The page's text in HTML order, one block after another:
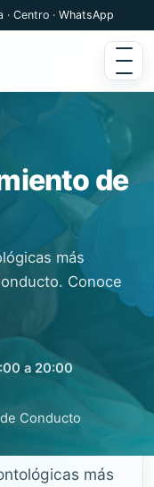
· Centro · WhatsApp
de
más
Conoce
a 20:00
Conducto
más